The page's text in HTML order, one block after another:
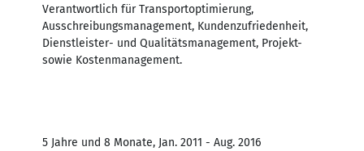
Verantwortlich für Transportoptimierung,
Ausschreibungsmanagement, Kundenzufriedenheit,
Dienstleister- und Qualitätsmanagement, Projekt-
sowie Kostenmanagement.
5 Jahre und 8 Monate, Jan. 2011 - Aug. 2016